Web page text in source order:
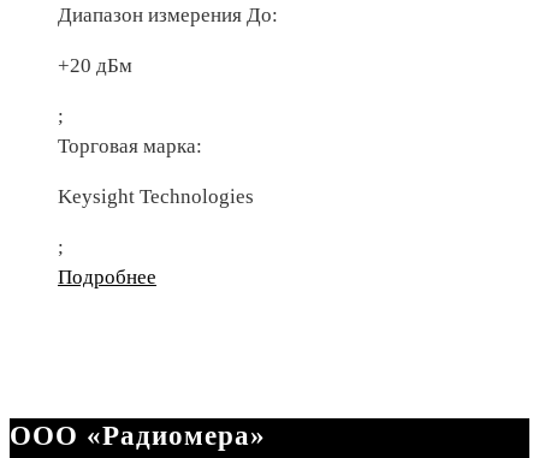
Диапазон измерения До:
+20 дБм
;
Торговая марка:
Keysight Technologies
;
Подробнее
ООО «Радиомера»